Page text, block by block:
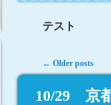
テスト
Post
← Older posts
10/29 京